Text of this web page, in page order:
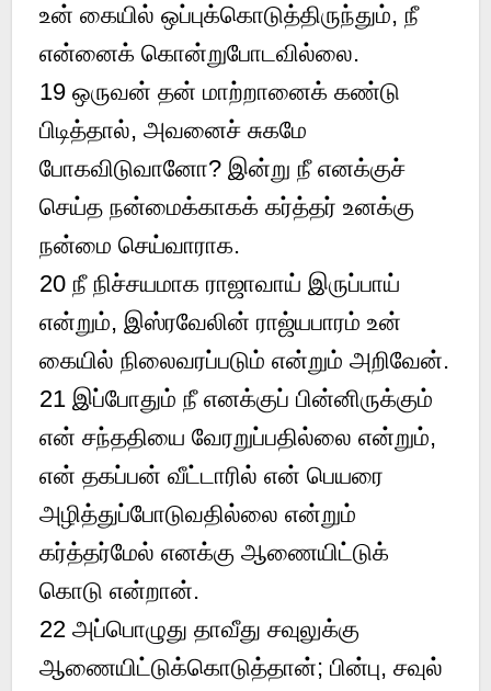
உன் கையில் ஒப்புக்கொடுத்திருந்தும், நீ
என்னைக் கொன்றுபோடவில்லை.
19ஒருவன் தன் மாற்றானைக் கண்டு
பிடித்தால், அவனைச் சுகமே
போகவிடுவானோ? இன்று நீ எனக்குச்
செய்த நன்மைக்காகக் கர்த்தர் உனக்கு
நன்மை செய்வாராக.
20நீ நிச்சயமாக ராஜாவாய் இருப்பாய்
என்றும், இஸ்ரவேலின் ராஜ்யபாரம் உன்
கையில் நிலைவரப்படும் என்றும் அறிவேன்.
21இப்போதும் நீ எனக்குப் பின்னிருக்கும்
என் சந்ததியை வேரறுப்பதில்லை என்றும்,
என் தகப்பன் வீட்டாரில் என் பெயரை
அழித்துப்போடுவதில்லை என்றும்
கர்த்தர்மேல் எனக்கு ஆணையிட்டுக்
கொடு என்றான்.
22அப்பொழுது தாவீது சவுலுக்கு
ஆணையிட்டுக்கொடுத்தான்; பின்பு, சவுல்